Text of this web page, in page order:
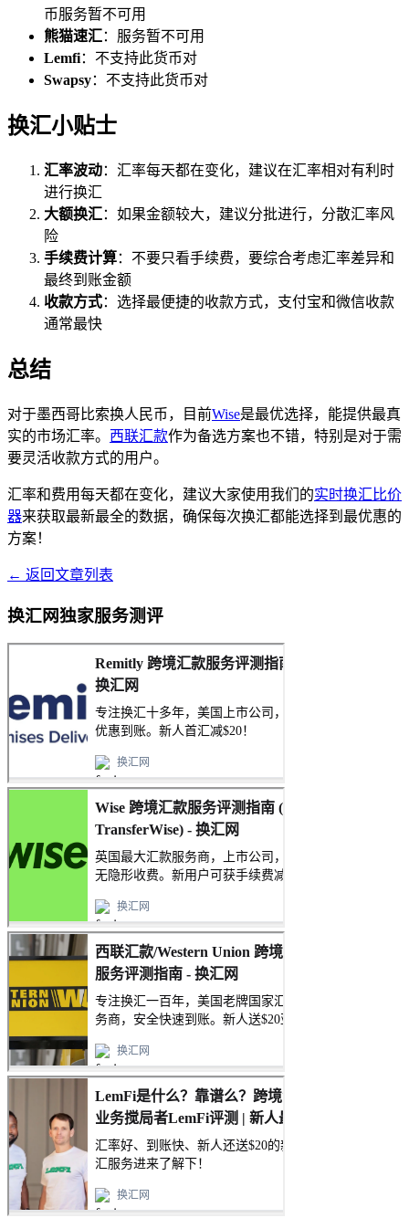
币服务暂不可用
熊猫速汇：服务暂不可用
Lemfi：不支持此货币对
Swapsy：不支持此货币对
换汇小贴士
汇率波动：汇率每天都在变化，建议在汇率相对有利时
进行换汇
大额换汇：如果金额较大，建议分批进行，分散汇率风
险
手续费计算：不要只看手续费，要综合考虑汇率差异和
最终到账金额
收款方式：选择最便捷的收款方式，支付宝和微信收款
通常最快
总结
对于墨西哥比索换人民币，目前Wise是最优选择，能提供最真
实的市场汇率。 西联汇款作为备选方案也不错，特别是对于需
要灵活收款方式的用户。
汇率和费用每天都在变化，建议大家使用我们的实时换汇比价
器来获取最新最全的数据，确保每次换汇都能选择到最优惠的
方案！
← 返回文章列表
换汇网独家服务测评